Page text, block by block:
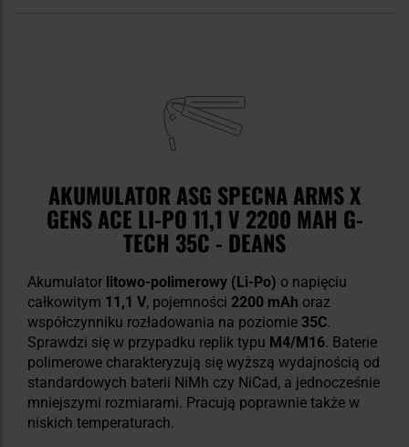
AKUMULATOR ASG SPECNA ARMS X
GENS ACE LI-PO 11,1 V 2200 MAH G-
TECH 35C - DEANS
Akumulator litowo-polimerowy (Li-Po) o napięciu
całkowitym 11,1 V, pojemności 2200 mAh oraz
współczynniku rozładowania na poziomie 35C.
Sprawdzi się w przypadku replik typu M4/M16. Baterie
polimerowe charakteryzują się wyższą wydajnością od
standardowych baterii NiMh czy NiCad, a jednocześnie
mniejszymi rozmiarami. Pracują poprawnie także w
niskich temperaturach.